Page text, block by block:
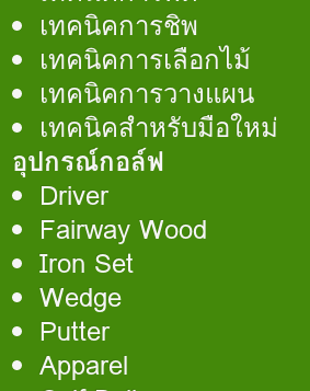
เทคนิคการชิพ
เทคนิคการเลือกไม้
เทคนิคการวางแผน
เทคนิคสำหรับมือใหม่
อุปกรณ์กอล์ฟ
Driver
Fairway Wood
Iron Set
Wedge
Putter
Apparel